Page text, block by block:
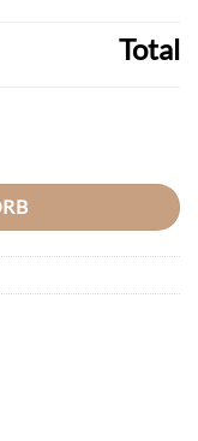
Total
Silber 925 ? Mit